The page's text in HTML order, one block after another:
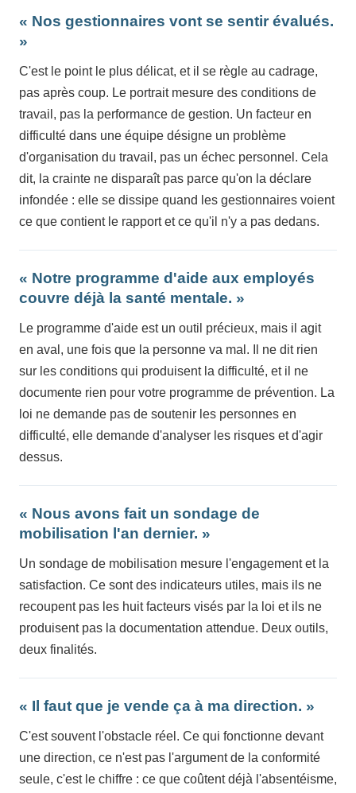
« Nos gestionnaires vont se sentir évalués.
»
C'est le point le plus délicat, et il se règle au cadrage,
pas après coup. Le portrait mesure des conditions de
travail, pas la performance de gestion. Un facteur en
difficulté dans une équipe désigne un problème
d'organisation du travail, pas un échec personnel. Cela
dit, la crainte ne disparaît pas parce qu'on la déclare
infondée : elle se dissipe quand les gestionnaires voient
ce que contient le rapport et ce qu'il n'y a pas dedans.
« Notre programme d'aide aux employés
couvre déjà la santé mentale. »
Le programme d'aide est un outil précieux, mais il agit
en aval, une fois que la personne va mal. Il ne dit rien
sur les conditions qui produisent la difficulté, et il ne
documente rien pour votre programme de prévention. La
loi ne demande pas de soutenir les personnes en
difficulté, elle demande d'analyser les risques et d'agir
dessus.
« Nous avons fait un sondage de
mobilisation l'an dernier. »
Un sondage de mobilisation mesure l'engagement et la
satisfaction. Ce sont des indicateurs utiles, mais ils ne
recoupent pas les huit facteurs visés par la loi et ils ne
produisent pas la documentation attendue. Deux outils,
deux finalités.
« Il faut que je vende ça à ma direction. »
C'est souvent l'obstacle réel. Ce qui fonctionne devant
une direction, ce n'est pas l'argument de la conformité
seule, c'est le chiffre : ce que coûtent déjà l'absentéisme,